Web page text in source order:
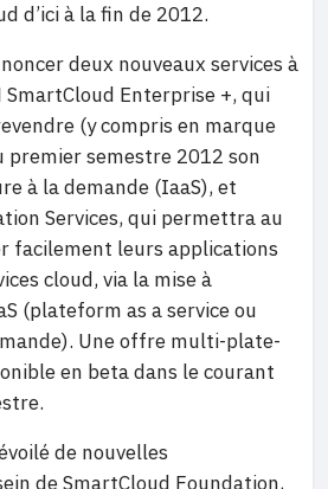
d’ici à la fin de 2012.
deux nouveaux services à
Enterprise +, qui
(y compris en marque
premier semestre 2012 son
à la demande (IaaS), et
Services, qui permettra au
facilement leurs applications
cloud, via la mise à
(plateform as a service ou
Une offre multi-plate-
en beta dans le courant
de nouvelles
de SmartCloud Foundation,